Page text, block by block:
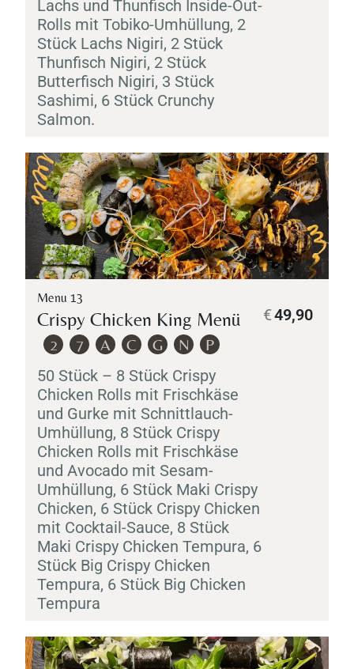
Lachs und Thunfisch Inside-Out-
Rolls mit Tobiko-Umhüllung, 2
Stück Lachs Nigiri, 2 Stück
Thunfisch Nigiri, 2 Stück
Butterfisch Nigiri, 3 Stück
Sashimi, 6 Stück Crunchy
Salmon.
Menu 13
Crispy Chicken King Menü
2 7 A C G N P
50 Stück – 8 Stück Crispy
Chicken Rolls mit Frischkäse
und Gurke mit Schnittlauch-
Umhüllung, 8 Stück Crispy
Chicken Rolls mit Frischkäse
und Avocado mit Sesam-
Umhüllung, 6 Stück Maki Crispy
Chicken, 6 Stück Crispy Chicken
mit Cocktail-Sauce, 8 Stück
Maki Crispy Chicken Tempura, 6
Stück Big Crispy Chicken
Tempura, 6 Stück Big Chicken
Tempura
49,90
€
Personen
Time
TISCH RESERVIEREN